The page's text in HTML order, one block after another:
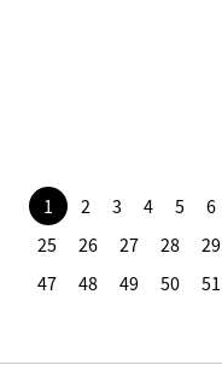
1 2 3 4 5 6
25
26 27 28 29
47
48 49 50 51